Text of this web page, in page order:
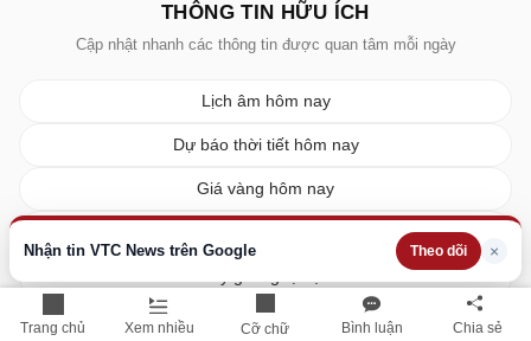
Trang chủ Xem nhiều Cỡ chữ Bình luận Chia sẻ
Nhận tin VTC News trên Google Theo dõi ×
THÔNG TIN HỮU ÍCH
Cập nhật nhanh các thông tin được quan tâm mỗi ngày
Lịch âm hôm nay
Dự báo thời tiết hôm nay
Giá vàng hôm nay
Giá xe ô tô